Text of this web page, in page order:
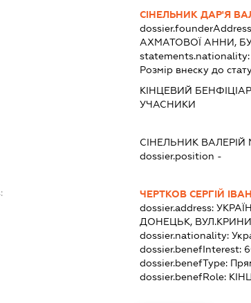
СІНЕЛЬНИК ДАР'Я
dossier.founderAddress
АХМАТОВОЇ АННИ,
statements.nationality:
Розмір внеску до
КІНЦЕВИЙ
УЧАСНИКИ
СІНЕЛЬНИК
dossier.position -
ЧЕРТКОВ СЕРГІЙ
dossier.address:
ДОНЕЦЬК,
dossier.nationality:
dossier.benefInterest:
dossier.benefType:
dossier.benefRole: